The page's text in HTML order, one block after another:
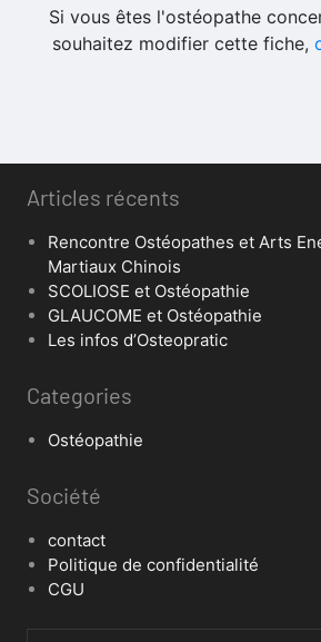
Si vous êtes l'ostéopathe
souhaitez modifier cette fiche,
Articles récents
Rencontre Ostéopathes et Arts
Martiaux Chinois
SCOLIOSE et Ostéopathie
GLAUCOME et Ostéopathie
Les infos d’Osteopratic
Categories
Ostéopathie
Société
contact
Politique de confidentialité
CGU